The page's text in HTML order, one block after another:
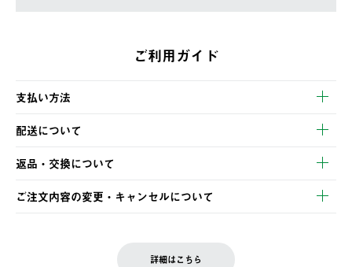
ご利用ガイド
支払い方法
以下のいずれかの方法でお支払いいただけます。
・クレジットカード決済
・コンビニ決済
・Pay-easy決済
配送について
【発送スケジュール】
ご注文・ご入金完了より2営業日以内に商品を発送いたします。
土日祝の発送はございませんので、木曜日以降のご注文は週明け
の発送となる場合がございます。
返品・交換について
※お客様都合の場合
お客様都合の返品にかかる送料は、お客様ご負担とさせていただ
ご注文内容の変更・キャンセルについて
LOGOS FAMILY会員の方は、会員マイページ内 購入履歴画面に
詳細はこちら